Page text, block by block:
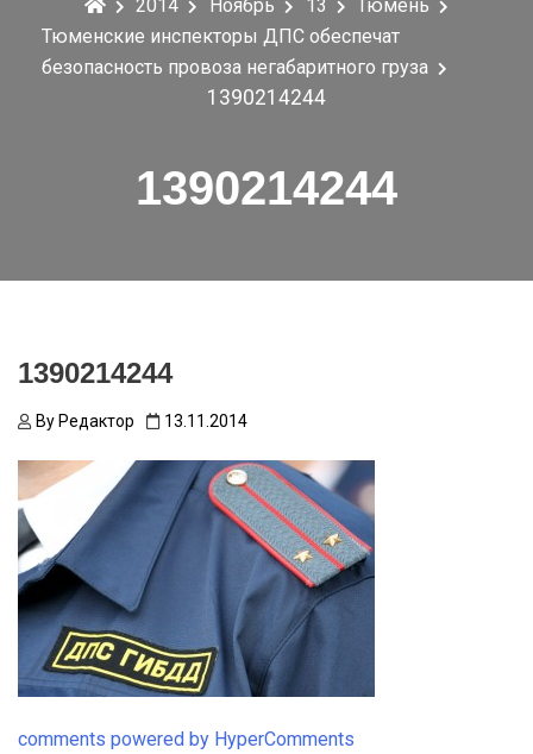
2014 Ноябрь 13
Тюмень
Тюменские инспекторы ДПС обеспечат
безопасность провоза негабаритного груза
1390214244
1390214244
1390214244
By Редактор 13.11.2014
comments powered by HyperComments